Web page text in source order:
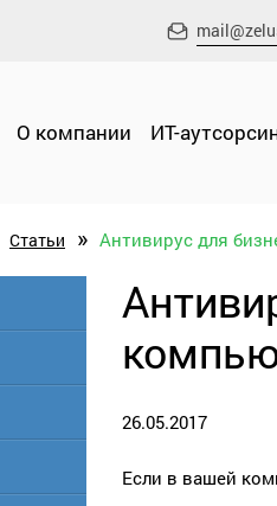
О компании ИТ-
Статьи » Антивирус для
26.05.2017
Если в вашей